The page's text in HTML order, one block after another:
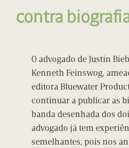
contra
O advogado de Justin
Kenneth Feinswog,
editora Bluewater
continuar a publicar as
banda desenhada dos
advogado já tem
semelhantes, pois nos